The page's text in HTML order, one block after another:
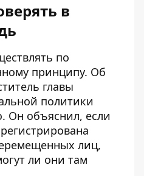
в
по
принципу. Об
главы
политики
Он объяснил, если
лиц,
ли они там